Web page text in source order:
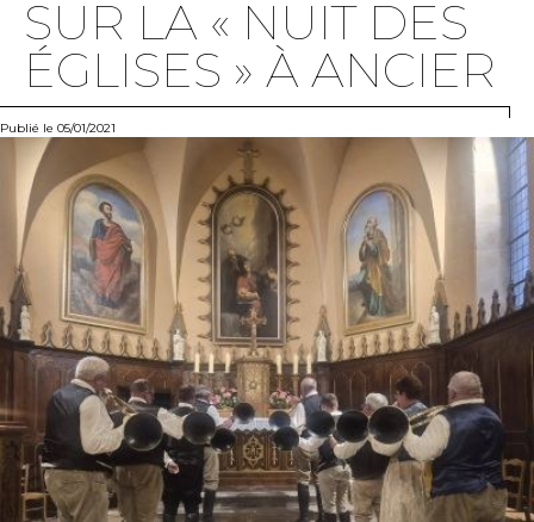
SUR LA « NUIT DES
ÉGLISES » À ANCIER
Publié le 05/01/2021